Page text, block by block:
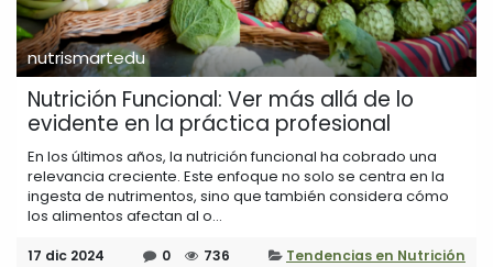
nutrismartedu
Nutrición Funcional: Ver más allá de lo
evidente en la práctica profesional
En los últimos años, la nutrición funcional ha cobrado una
relevancia creciente. Este enfoque no solo se centra en la
ingesta de nutrimentos, sino que también considera cómo
los alimentos afectan al o...
17 dic 2024 0 736 Tendencias en Nutrición